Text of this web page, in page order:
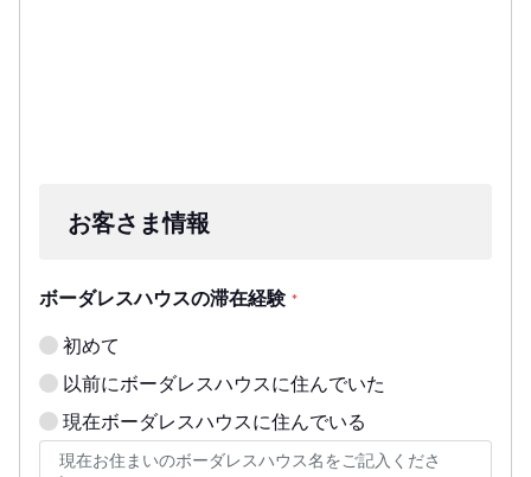
お客さま情報
ボーダレスハウスの滞在経験 *
初めて
以前にボーダレスハウスに住んでいた
現在ボーダレスハウスに住んでいる